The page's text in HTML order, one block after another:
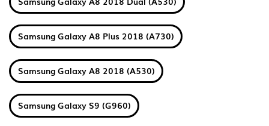
Samsung Galaxy A8 Plus 2018 (A730)
Samsung Galaxy A8 2018 (A530)
Samsung Galaxy S9 (G960)